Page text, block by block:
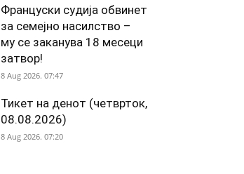
Француски судија обвинет
за семејно насилство –
му се заканува 18 месеци
затвор!
8 Aug 2026. 07:47
Тикет на денот (четврток,
08.08.2026)
8 Aug 2026. 07:20